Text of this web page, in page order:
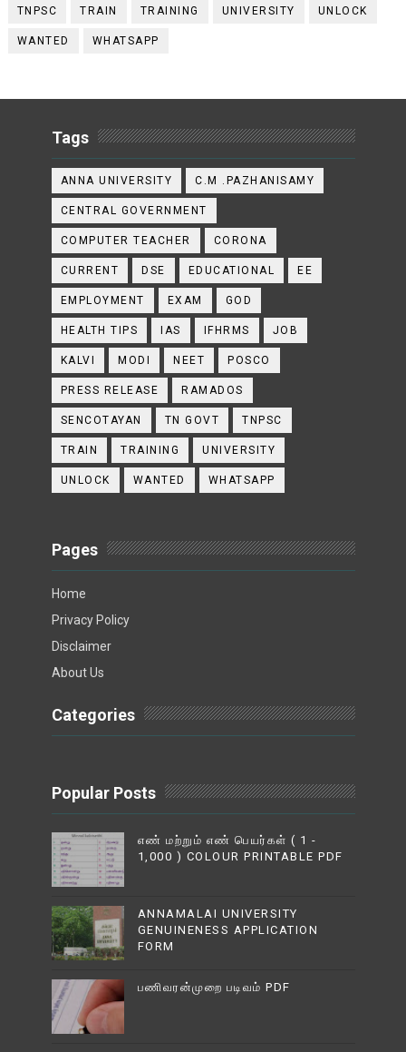
TNPSC TRAIN TRAINING UNIVERSITY UNLOCK
WANTED WHATSAPP
Tags
ANNA UNIVERSITY C.M .PAZHANISAMY
CENTRAL GOVERNMENT
COMPUTER TEACHER CORONA
CURRENT DSE EDUCATIONAL EE
EMPLOYMENT EXAM GOD
HEALTH TIPS IAS IFHRMS JOB
KALVI MODI NEET POSCO
PRESS RELEASE RAMADOS
SENCOTAYAN TN GOVT TNPSC
TRAIN TRAINING UNIVERSITY
UNLOCK WANTED WHATSAPP
Pages
Home
Privacy Policy
Disclaimer
About Us
Categories
Popular Posts
எண் மற்றும் எண் பெயர்கள் ( 1 -
1,000 ) COLOUR PRINTABLE PDF
ANNAMALAI UNIVERSITY
GENUINENESS APPLICATION
FORM
பணிவரன்முறை படிவம் PDF